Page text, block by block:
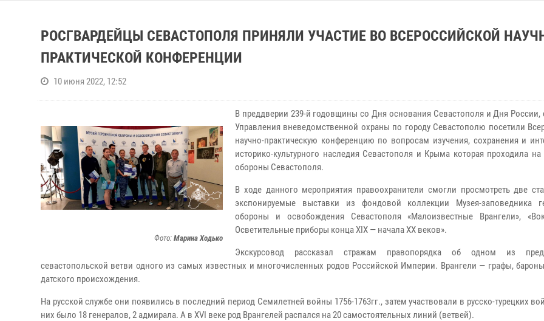
РОСГВАРДЕЙЦЫ СЕВАСТОПОЛЯ ПРИНЯЛИ УЧАСТИЕ ВО ВСЕРОССИЙСКОЙ
ПРАКТИЧЕСКОЙ КОНФЕРЕНЦИИ
10 июня 2022, 12:52
Фото: Марина Ходько
В преддверии 239-й годовщины со Дня основания Севастополя и Дня России,
Управления вневедомственной охраны по городу Севастополю посетили
научно-практическую конференцию по вопросам изучения, сохранения и
историко-культурного наследия Севастополя и Крыма которая проходила на
обороны Севастополя.
В ходе данного мероприятия правоохранители смогли просмотреть две
экспонируемые выставки из фондовой коллекции Музея-заповедника
обороны и освобождения Севастополя «Малоизвестные Врангели»,
Осветительные приборы конца XIX — начала XX веков».
Экскурсовод рассказал стражам правопорядка об одном из
севастопольской ветви одного из самых известных и многочисленных родов Российской Империи. Врангели — графы,
датского происхождения.
На русской службе они появились в последний период Семилетней войны 1756-1763гг., затем участвовали в русско-турецких
них было 18 генералов, 2 адмирала. А в XVI веке род Врангелей распался на 20 самостоятельных линий (ветвей).